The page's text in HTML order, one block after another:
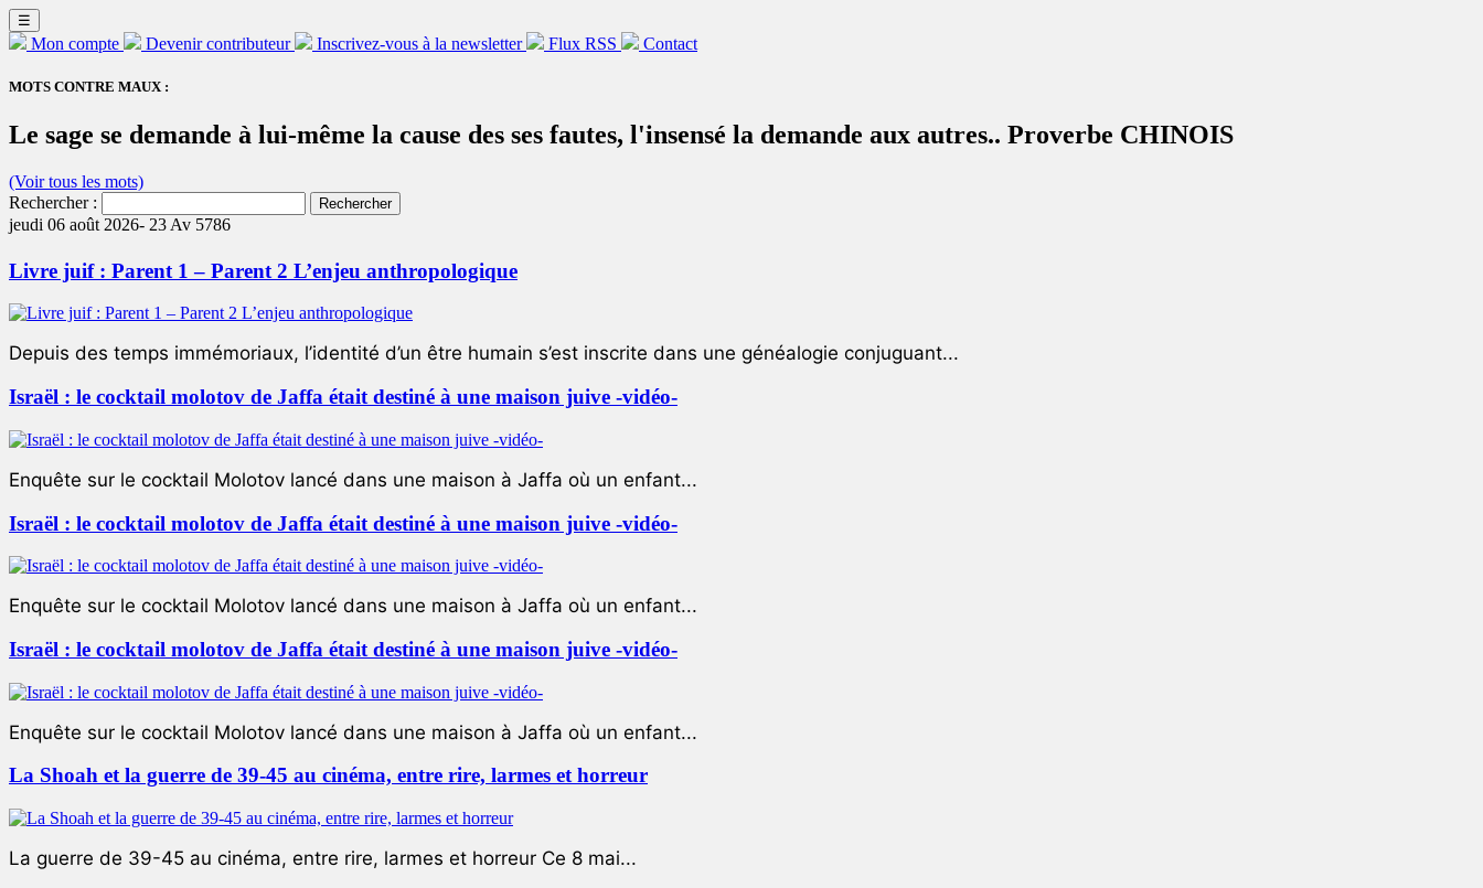
☰
Mon compte Devenir contributeur Inscrivez-vous à la newsletter Flux RSS Contact
MOTS CONTRE MAUX :
Le sage se demande à lui-même la cause des ses fautes, l'insensé la demande aux autres.. Proverbe CHINOIS
(Voir tous les mots)
Rechercher :
jeudi 06 août 2026- 23 Av 5786
Livre juif : Parent 1 – Parent 2 L’enjeu anthropologique
Depuis des temps immémoriaux, l’identité d’un être humain s’est inscrite dans une généalogie conjuguant...
Israël : le cocktail molotov de Jaffa était destiné à une maison juive -vidéo-
Enquête sur le cocktail Molotov lancé dans une maison à Jaffa où un enfant...
Israël : le cocktail molotov de Jaffa était destiné à une maison juive -vidéo-
Enquête sur le cocktail Molotov lancé dans une maison à Jaffa où un enfant...
Israël : le cocktail molotov de Jaffa était destiné à une maison juive -vidéo-
Enquête sur le cocktail Molotov lancé dans une maison à Jaffa où un enfant...
La Shoah et la guerre de 39-45 au cinéma, entre rire, larmes et horreur
La guerre de 39-45 au cinéma, entre rire, larmes et horreur Ce 8 mai...